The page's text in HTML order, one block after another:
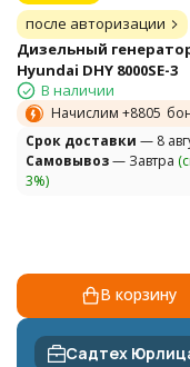
после авторизации
Дизельный
Hyundai DHY 8000SE-3
В наличии
Начислим +8805
Cрок доставки — 8
Самовывоз— Завтра
3%)
В корзину
Садтех